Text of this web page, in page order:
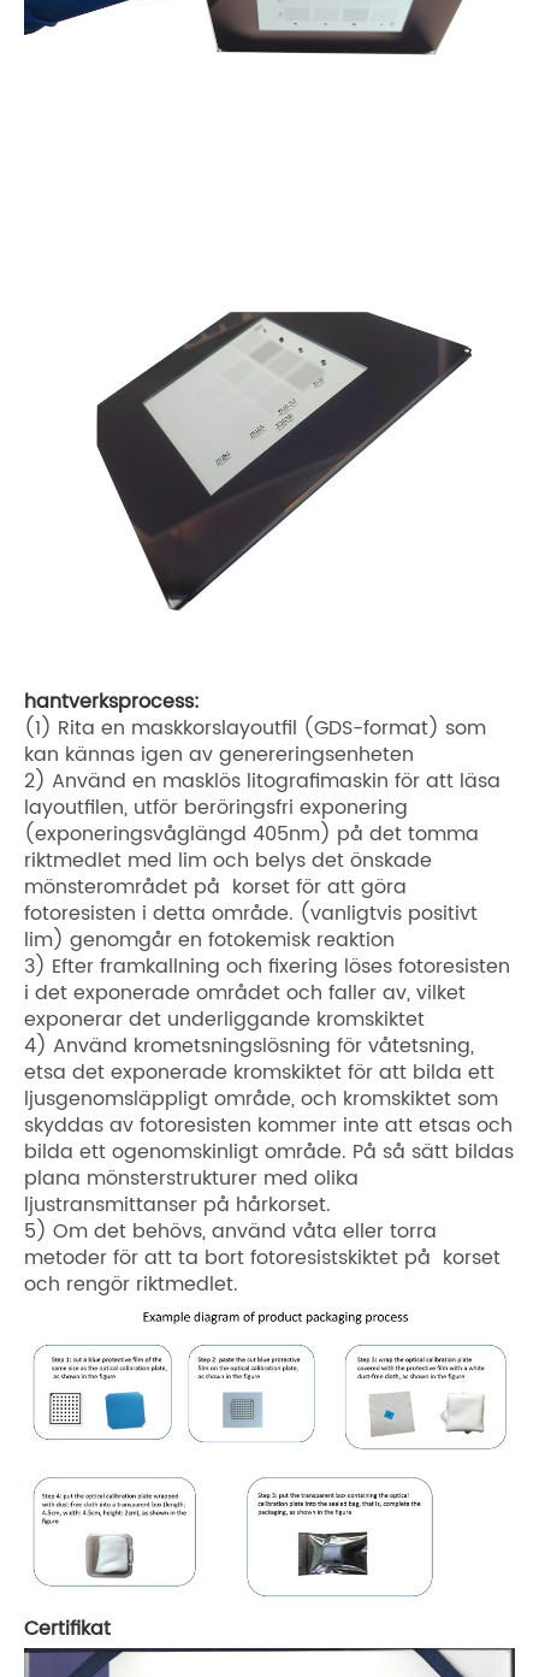
hantverksprocess:
(1) Rita en maskkorslayoutfil (GDS-format) som
kan kännas igen av genereringsenheten
2) Använd en masklös litografimaskin för att läsa
layoutfilen, utför beröringsfri exponering
(exponeringsvåglängd 405nm) på det tomma
riktmedlet med lim och belys det önskade
mönsterområdet på korset för att göra
fotoresisten i detta område. (vanligtvis positivt
lim) genomgår en fotokemisk reaktion
3) Efter framkallning och fixering löses fotoresisten
i det exponerade området och faller av, vilket
exponerar det underliggande kromskiktet
4) Använd krometsningslösning för våtetsning,
etsa det exponerade kromskiktet för att bilda ett
ljusgenomsläppligt område, och kromskiktet som
skyddas av fotoresisten kommer inte att etsas och
bilda ett ogenomskinligt område. På så sätt bildas
plana mönsterstrukturer med olika
ljustransmittanser på hårkorset.
5) Om det behövs, använd våta eller torra
metoder för att ta bort fotoresistskiktet på korset
och rengör riktmedlet.
Certifikat